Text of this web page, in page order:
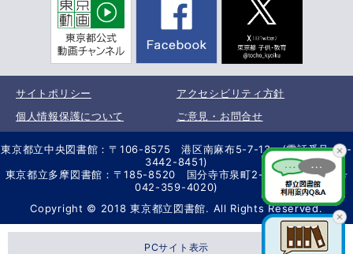
サイトポリシー
アクセシビリティ方針
個人情報保護について
ご意見・お問合せ
東京都立中央図書館：〒106-8575 港区南麻布5-7-13 (電話番号 03-
3442-8451)
東京都立多摩図書館：〒185-8520 国分寺市泉町2-2-26 (電話番号
042-359-4020)
Copyright © 2018 東京都立図書館. All Rights Reserved.
PCサイト表示